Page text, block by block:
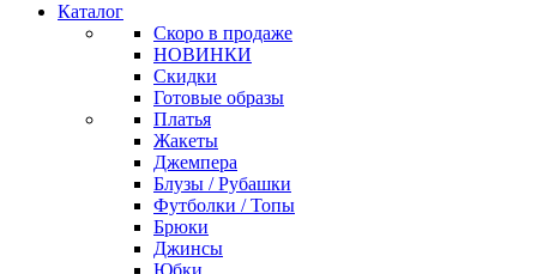
Каталог
Скоро в продаже
НОВИНКИ
Скидки
Готовые образы
Платья
Жакеты
Джемпера
Блузы / Рубашки
Футболки / Топы
Брюки
Джинсы
Юбки